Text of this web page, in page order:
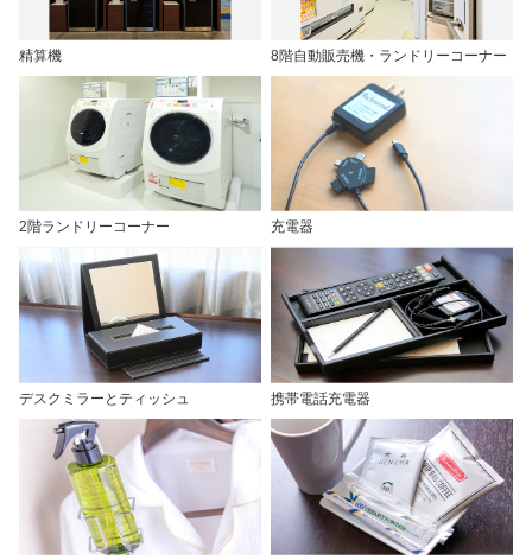
精算機 8階自動販売機・ランドリーコーナー
2階ランドリーコーナー 充電器
デスクミラーとティッシュ 携帯電話充電器